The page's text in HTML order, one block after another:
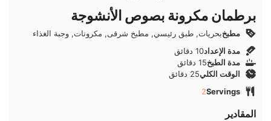
برطمان مكرونة بصوص الأنشوجة
مطبخبحريات, طبق رئيسي, مطبخ شرقى, مكرونات, وجبة الغذاء
مدة الإعداد10دقائق
دقائق
مدة الطبخ15دقائق
دقائق
الوقت الكلي25 دقائق
دقائق
Servings
2
المقادير